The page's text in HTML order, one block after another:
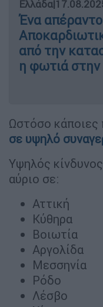
Ελλάδα|
Ένα
από την
η φωτιά
Ωστόσο κάποιες
σε υψηλό
Υψηλός
αύριο σε:
Αττική
Κύθηρα
Βοιωτία
Αργολίδα
Μεσσηνία
Ρόδο
Λέσβο